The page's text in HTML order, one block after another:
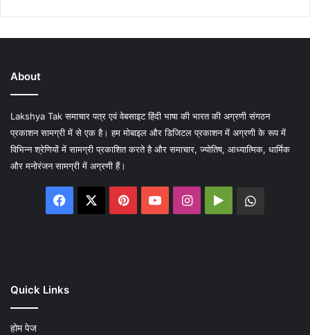
About
Lakshya Tak समाचार पत्र एवं वेबसाइट हिंदी भाषा की भारत की अग्रणी संगठन
प्रकाशन सामग्री में से एक है। हम मोबाइल और डिजिटल प्रकाशन में अग्रणी के रूप में
विभिन्न श्रेणियों में सामग्री प्रकाशित करते है और समाचार, ज्योतिष, आध्यात्मिक, धार्मिक
और मनोरंजन सामग्री में अग्रणी हैं।
Facebook PinterestYouTubeInstagram
Google
Quick Links
होम पेज